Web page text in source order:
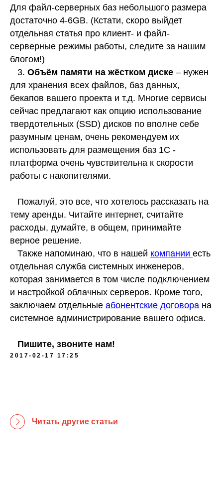
Для файл-серверных баз небольшого размера
достаточно 4-6GB. (Кстати, скоро выйдет
отдельная статья про клиент- и файл-
серверные режимы работы, следите за нашим
блогом!)
3. Объём памяти на жёстком диске – нужен
для хранения всех файлов, баз данных,
бекапов вашего проекта и т.д. Многие сервисы
сейчас предлагают как опцию использование
твердотельных (SSD) дисков по вполне себе
разумным ценам, очень рекомендуем их
использовать для размещения баз 1С -
платформа очень чувствительна к скорости
работы с накопителями.
Пожалуй, это все, что хотелось рассказать на
тему аренды. Читайте интернет, считайте
расходы, думайте, в общем, принимайте
верное решение.
Также напоминаю, что в нашей компании есть
отдельная служба системных инженеров,
которая занимается в том числе подключением
и настройкой облачных серверов. Кроме того,
заключаем отдельные абонентские договора на
системное администрирование вашего офиса.
Пишите, звоните нам!
2017-02-17 17:25
Читать другие статьи